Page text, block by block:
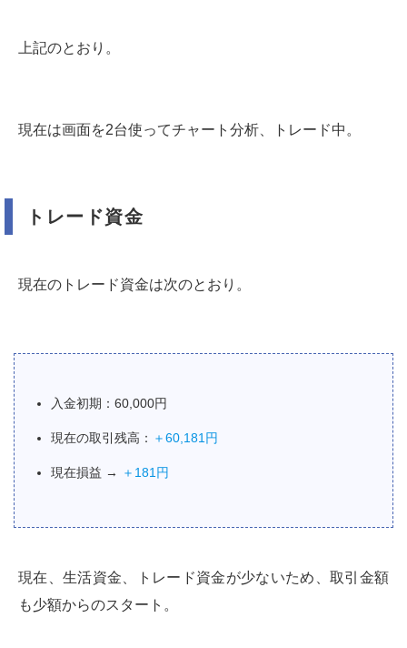
上記のとおり。
現在は画面を2台使ってチャート分析、トレード中。
トレード資金
現在のトレード資金は次のとおり。
入金初期：60,000円
現在の取引残高： ＋60,181円
現在損益 → ＋181円
現在、生活資金、トレード資金が少ないため、取引金額
も少額からのスタート。